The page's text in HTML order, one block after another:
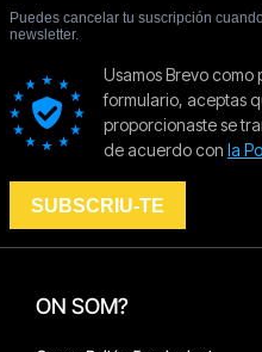
ON SOM?